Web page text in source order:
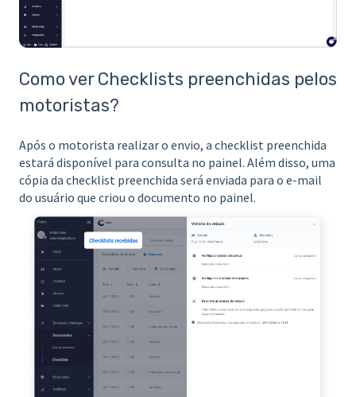
Como ver Checklists preenchidas pelos
motoristas?
Após o motorista realizar o envio, a checklist preenchida
estará disponível para consulta no painel. Além disso, uma
cópia da checklist preenchida será enviada para o e-mail
do usuário que criou o documento no painel.